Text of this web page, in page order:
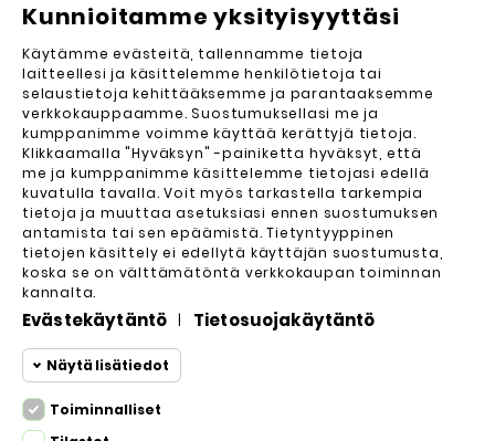
Asiakasarvostelut (0)
Lähetä arvostelu
Arvosteluja ei vielä ole. Haluatko kirjoittaa
ensimmäisen?
Yrityksemme
Asiakastili
Kunnioitamme yksityisyyttäsi
Käytämme evästeitä, tallennamme tietoja
laitteellesi ja käsittelemme henkilötietoja tai
selaustietoja kehittääksemme ja parantaaksemme
verkkokauppaamme. Suostumuksellasi me ja
kumppanimme voimme käyttää kerättyjä tietoja.
Klikkaamalla "Hyväksyn" -painiketta hyväksyt, että
me ja kumppanimme käsittelemme tietojasi edellä
kuvatulla tavalla. Voit myös tarkastella tarkempia
tietoja ja muuttaa asetuksiasi ennen suostumuksen
antamista tai sen epäämistä. Tietyntyyppinen
tietojen käsittely ei edellytä käyttäjän suostumusta,
koska se on välttämätöntä verkkokaupan toiminnan
kannalta.
Evästekäytäntö | Tietosuojakäytäntö
Näytä lisätiedot
Toiminnalliset
Toiminnalliset